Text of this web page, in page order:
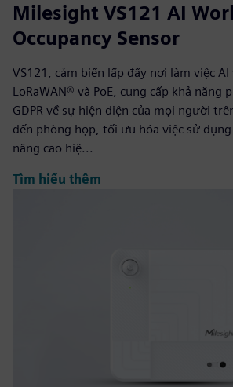
Milesight VS121 AI
Occupancy Sensor
VS121, cảm biến lấp đầy nơi làm việc
LoRaWAN® và PoE, cung cấp khả năng
GDPR về sự hiện diện của mọi người
đến phòng họp, tối ưu hóa việc sử
nâng cao hiệ...
Tìm hiểu thêm